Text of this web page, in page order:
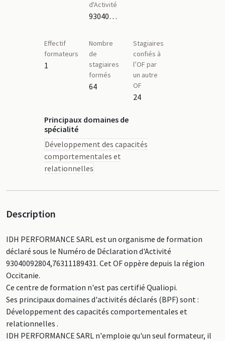
d'Activité
93040092804,76311189431
Effectif
formateurs
1
Nombre
de
stagiaires
formés
64
Stagiaires
confiés à
l’OF par
un autre
OF
24
Principaux domaines de
spécialité
Développement des capacités
comportementales et
relationnelles
Description
IDH PERFORMANCE SARL est un organisme de formation
déclaré sous le Numéro de Déclaration d'Activité
93040092804,76311189431. Cet OF oppère depuis la région
Occitanie.
Ce centre de formation n'est pas certifié Qualiopi.
Ses principaux domaines d'activités déclarés (BPF) sont :
Développement des capacités comportementales et
relationnelles .
IDH PERFORMANCE SARL n'emploie qu'un seul formateur, il